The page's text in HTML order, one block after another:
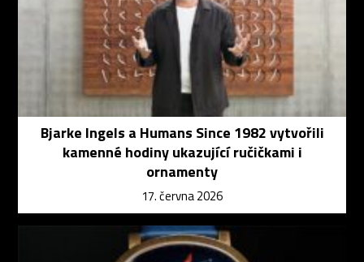
Bjarke Ingels a Humans Since 1982 vytvořili
kamenné hodiny ukazující ručičkami i
ornamenty
17. června 2026